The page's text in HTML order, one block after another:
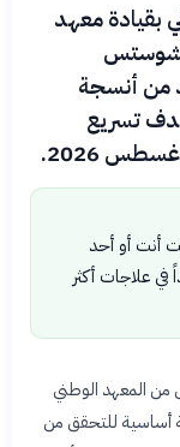
بقيادة معهد
نموذج جديد من أنسجة
تسريع
2026.
أنت أو أحد
في علاجات أكثر
10 سنوات بتمويل من المعهد الوطني
أساسية للتحقق من